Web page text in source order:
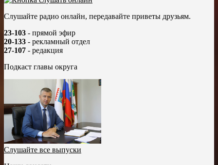
Слушайте радио онлайн, передавайте приветы друзьям.
23-103 - прямой эфир
20-133 - рекламный отдел
27-107 - редакция
Подкаст главы округа
Слушайте все выпуски